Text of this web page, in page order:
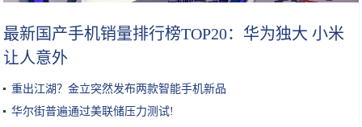
最新国产手机销量排行榜TOP20：华为独大 小米
让人意外
重出江湖？金立突然发布两款智能手机新品
华尔街普遍通过美联储压力测试!